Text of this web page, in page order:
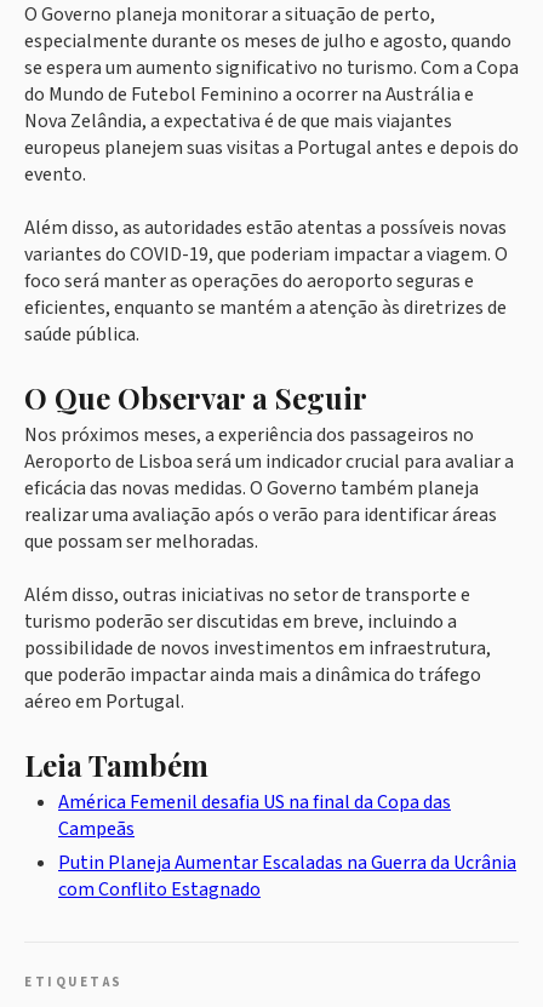
O Governo planeja monitorar a situação de perto,
especialmente durante os meses de julho e agosto, quando
se espera um aumento significativo no turismo. Com a Copa
do Mundo de Futebol Feminino a ocorrer na Austrália e
Nova Zelândia, a expectativa é de que mais viajantes
europeus planejem suas visitas a Portugal antes e depois do
evento.
Além disso, as autoridades estão atentas a possíveis novas
variantes do COVID-19, que poderiam impactar a viagem. O
foco será manter as operações do aeroporto seguras e
eficientes, enquanto se mantém a atenção às diretrizes de
saúde pública.
O Que Observar a Seguir
Nos próximos meses, a experiência dos passageiros no
Aeroporto de Lisboa será um indicador crucial para avaliar a
eficácia das novas medidas. O Governo também planeja
realizar uma avaliação após o verão para identificar áreas
que possam ser melhoradas.
Além disso, outras iniciativas no setor de transporte e
turismo poderão ser discutidas em breve, incluindo a
possibilidade de novos investimentos em infraestrutura,
que poderão impactar ainda mais a dinâmica do tráfego
aéreo em Portugal.
Leia Também
América Femenil desafia US na final da Copa das
Campeãs
Putin Planeja Aumentar Escaladas na Guerra da Ucrânia
com Conflito Estagnado
ETIQUETAS